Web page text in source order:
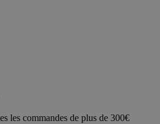
les commandes de plus de 300€